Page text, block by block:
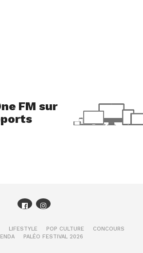
FM sur
LIFESTYLE POP CULTURE
CONCOURS
PALÉO FESTIVAL 2026